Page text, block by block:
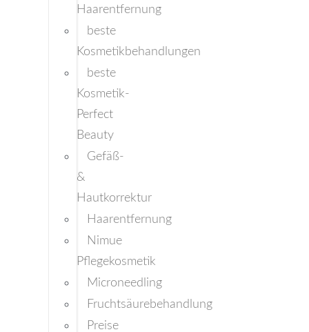
Haarentfernung
beste
Kosmetikbehandlungen
beste
Kosmetik-
Perfect
Beauty
Gefäß-
&
Hautkorrektur
Haarentfernung
Nimue
Pflegekosmetik
Microneedling
Fruchtsäurebehandlung
Preise